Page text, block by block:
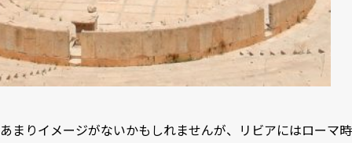
あまりイメージがないかもしれませんが、リビアにはローマ時